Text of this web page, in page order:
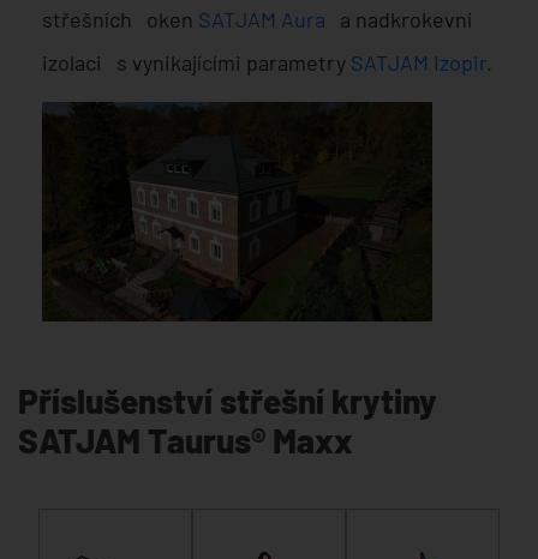
střešních oken SATJAM Aura a nadkrokevní
izolaci s vynikajícími parametry SATJAM Izopir.
Příslušenství střešní krytiny
SATJAM Taurus® Maxx